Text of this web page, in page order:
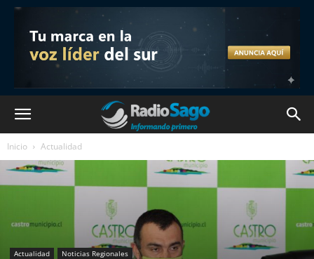
Inicio Actualidad
Actualidad Noticias Regionales